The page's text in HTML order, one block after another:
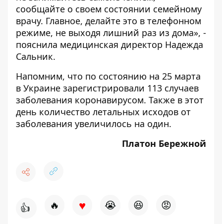
сообщайте о своем состоянии семейному
врачу. Главное, делайте это в телефонном
режиме, не выходя лишний раз из дома», -
пояснила медицинская директор Надежда
Сальник.
Напомним, что по состоянию на 25 марта
в Украине зарегистрировали 113 случаев
заболевания коронавирусом. Также в этот
день количество летальных исходов от
заболевания увеличилось на один.
Платон Бережной
👍 🔥 ♥ 😭 😆 😡